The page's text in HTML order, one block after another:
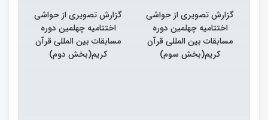
گزارش تصویری از حواشی
اختتامیه چهلمین دوره
مسابقات بین المللی قرآن
کریم(بخش سوم)
گزارش تصویری از حواشی
اختتامیه چهلمین دوره
مسابقات بین المللی قرآن
کریم(بخش دوم)